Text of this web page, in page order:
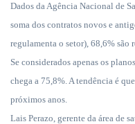
Dados da Agência Nacional de
soma dos contratos novos e
regulamenta o setor), 68,6%
Se considerados apenas os
chega a 75,8%. A tendência é
próximos anos.
Lais Perazo, gerente da área de